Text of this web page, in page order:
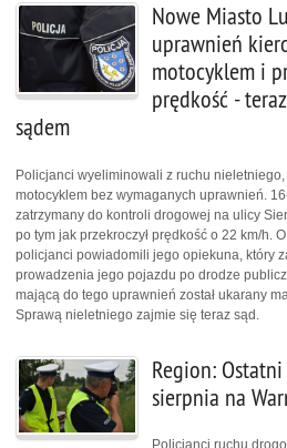
Nowe Miasto
uprawnień
motocyklem i
prędkość -
sądem
Policjanci wyeliminowali z ruchu nieletniego,
motocyklem bez wymaganych uprawnień.
zatrzymany do kontroli drogowej na ulicy
po tym jak przekroczył prędkość o 22 km/h.
policjanci powiadomili jego opiekuna, który
prowadzenia jego pojazdu po drodze
mającą do tego uprawnień został ukarany
Sprawą nieletniego zajmie się teraz sąd.
Region:
sierpnia na